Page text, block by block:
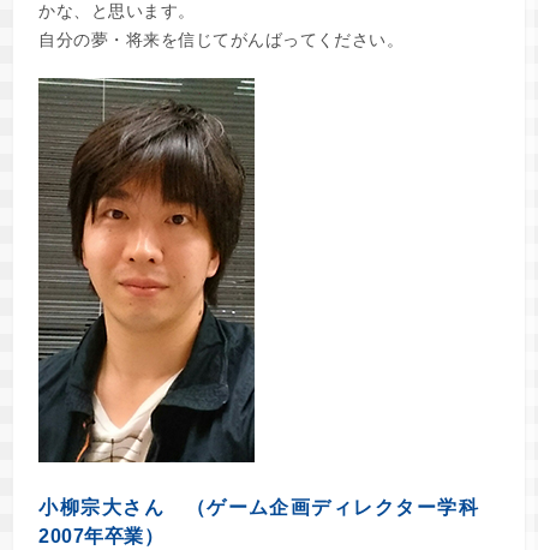
かな、と思います。
自分の夢・将来を信じてがんばってください。
小柳宗大さん （ゲーム企画ディレクター学科
2007年卒業）